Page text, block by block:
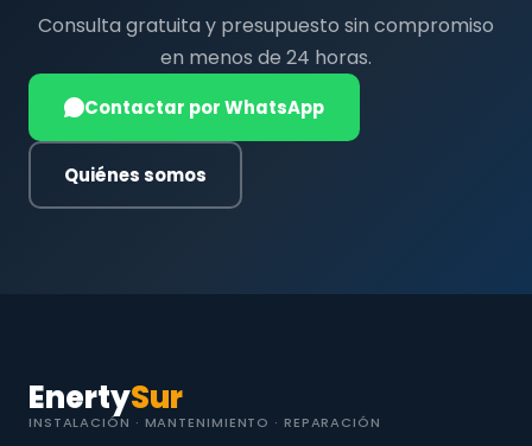
Consulta gratuita y presupuesto sin compromiso
en menos de 24 horas.
Contactar por WhatsApp
Quiénes somos
EnertySur
INSTALACIÓN · MANTENIMIENTO · REPARACIÓN